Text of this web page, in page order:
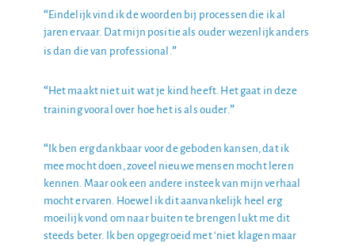
“Eindelijk vind ik de woorden bij processen die ik al
jaren ervaar. Dat mijn positie als ouder wezenlijk anders
is dan die van professional.”
“Het maakt niet uit wat je kind heeft. Het gaat in deze
training vooral over hoe het is als ouder.”
“Ik ben erg dankbaar voor de geboden kansen, dat ik
mee mocht doen, zoveel nieuwe mensen mocht leren
kennen. Maar ook een andere insteek van mijn ver­haal
mocht ervaren. Hoewel ik dit aanvankelijk heel erg
moeilijk vond om naar buiten te brengen lukt me dit
steeds beter. Ik ben opgegroeid met ‘niet kla­gen maar